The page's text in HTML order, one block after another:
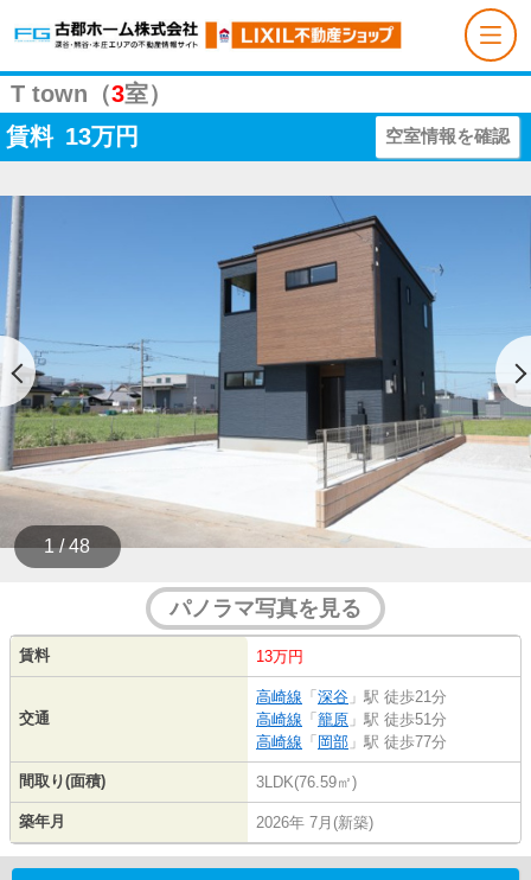
T town（3室）
賃料 13万円 空室情報を確認
1 / 48
パノラマ写真を見る
賃料 13万円
交通
高崎線 「 深谷 」駅 徒歩21分
高崎線 「 籠原 」駅 徒歩51分
高崎線 「 岡部 」駅 徒歩77分
間取り(面積) 3LDK(76.59㎡)
築年月 2026年 7月(新築)